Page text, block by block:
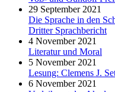
29 September 2021
Die Sprache in den
Dritter Sprachbericht
4 November 2021
Literatur und Moral
5 November 2021
Lesung: Clemens J.
6 November 2021